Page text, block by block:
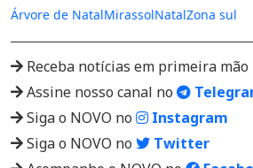
Árvore de NatalMirassolNatalZona sul
Receba notícias em primeira mão
Assine nosso canal no
Siga o NOVO no
Instagram
Siga o NOVO no
Twitter